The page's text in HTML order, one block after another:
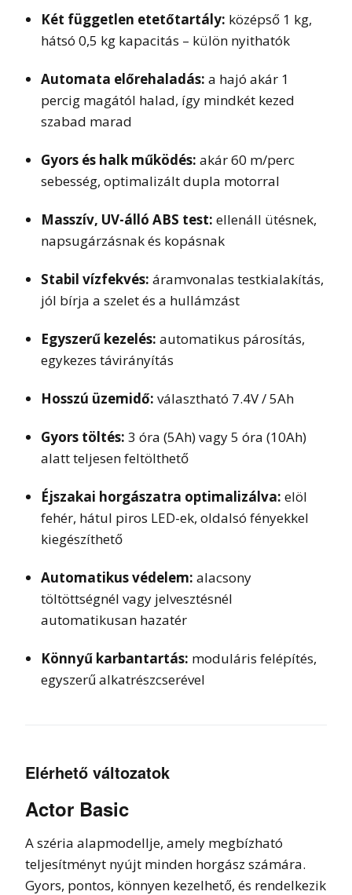
Két független etetőtartály: középső 1 kg,
hátsó 0,5 kg kapacitás – külön nyithatók
Automata előrehaladás: a hajó akár 1
percig magától halad, így mindkét kezed
szabad marad
Gyors és halk működés: akár 60 m/perc
sebesség, optimalizált dupla motorral
Masszív, UV-álló ABS test: ellenáll ütésnek,
napsugárzásnak és kopásnak
Stabil vízfekvés: áramvonalas testkialakítás,
jól bírja a szelet és a hullámzást
Egyszerű kezelés: automatikus párosítás,
egykezes távirányítás
Hosszú üzemidő: választható 7.4V / 5Ah
Gyors töltés: 3 óra (5Ah) vagy 5 óra (10Ah)
alatt teljesen feltölthető
Éjszakai horgászatra optimalizálva: elöl
fehér, hátul piros LED-ek, oldalsó fényekkel
kiegészíthető
Automatikus védelem: alacsony
töltöttségnél vagy jelvesztésnél
automatikusan hazatér
Könnyű karbantartás: moduláris felépítés,
egyszerű alkatrészcserével
Elérhető változatok
Actor Basic
A széria alapmodellje, amely megbízható
teljesítményt nyújt minden horgász számára.
Gyors, pontos, könnyen kezelhető, és rendelkezik